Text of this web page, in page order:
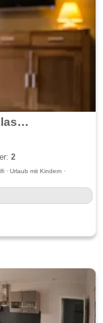
4-Sterne-Ferienwohnung Classic - Weingut Knodt-Trossen
2
· Urlaub mit Kindern ·